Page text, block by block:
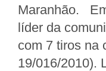
Maranhão.
líder da
com 7 tiros na
19/016/2010).